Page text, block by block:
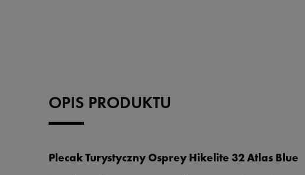
OPIS PRODUKTU
Plecak Turystyczny Osprey Hikelite 32 Atlas Blue